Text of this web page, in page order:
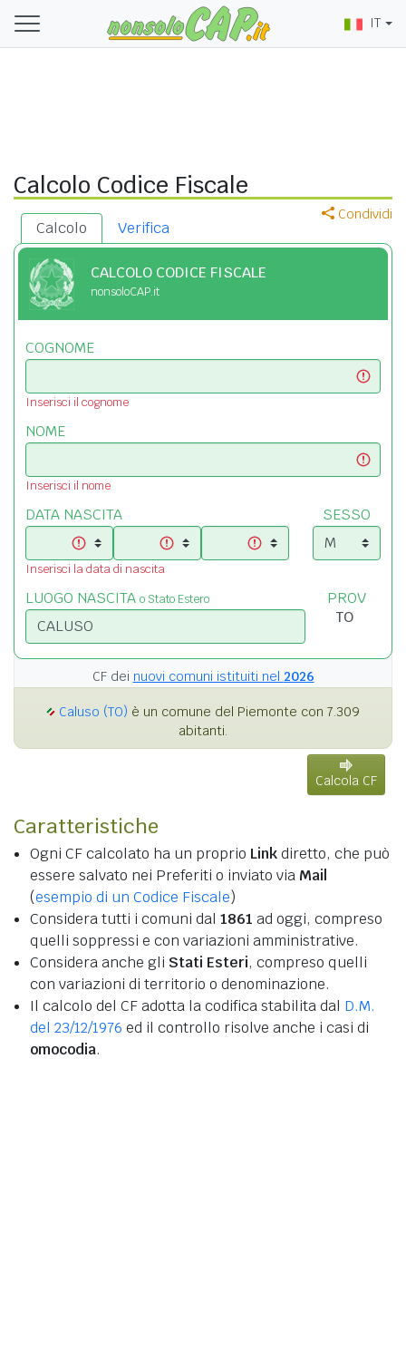
IT
Calcolo Codice Fiscale
Condividi
Calcolo Verifica
CALCOLO CODICE FISCALE
nonsoloCAP.it
COGNOME
Inserisci il cognome
NOME
Inserisci il nome
DATA NASCITA
Inserisci la data di nascita
SESSO
LUOGO NASCITA o Stato Estero PROV
CF dei nuovi comuni istituiti nel 2026
Caluso (TO) è un comune del Piemonte con 7.309
abitanti.
Calcola CF
Caratteristiche
Ogni CF calcolato ha un proprio Linkdiretto, che può
essere salvato nei Preferiti o inviato via Mail
(esempio di un Codice Fiscale)
Considera tutti i comuni dal 1861 ad oggi, compreso
quelli soppressi e con variazioni amministrative.
Considera anche gli Stati Esteri, compreso quelli
con variazioni di territorio o denominazione.
Il calcolo del CF adotta la codifica stabilita dal D.M.
del 23/12/1976 ed il controllo risolve anche i casi di
omocodia.